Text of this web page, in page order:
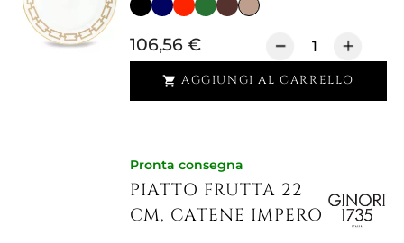
106,56 €
 AGGIUNGI AL CARRELLO
Pronta consegna
PIATTO FRUTTA 22
CM, CATENE IMPERO